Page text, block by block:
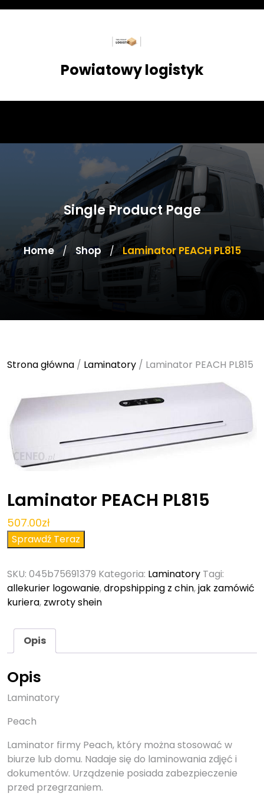
Skip
Powiatowy logistyk
Single Product Page
Home / Shop / Laminator PEACH PL815
Strona główna / Laminatory / Laminator PEACH PL815
Laminator PEACH PL815
507.00zł
Sprawdź Teraz
SKU: 045b75691379 Kategoria: Laminatory Tagi:
allekurier logowanie,dropshipping z chin,jak zamówić
kuriera, zwroty shein
Opis
Opis
Laminatory
Peach
Laminator firmy Peach, który można stosować w
biurze lub domu. Nadaje się do laminowania zdjęć i
dokumentów. Urządzenie posiada zabezpieczenie
przed przegrzaniem.